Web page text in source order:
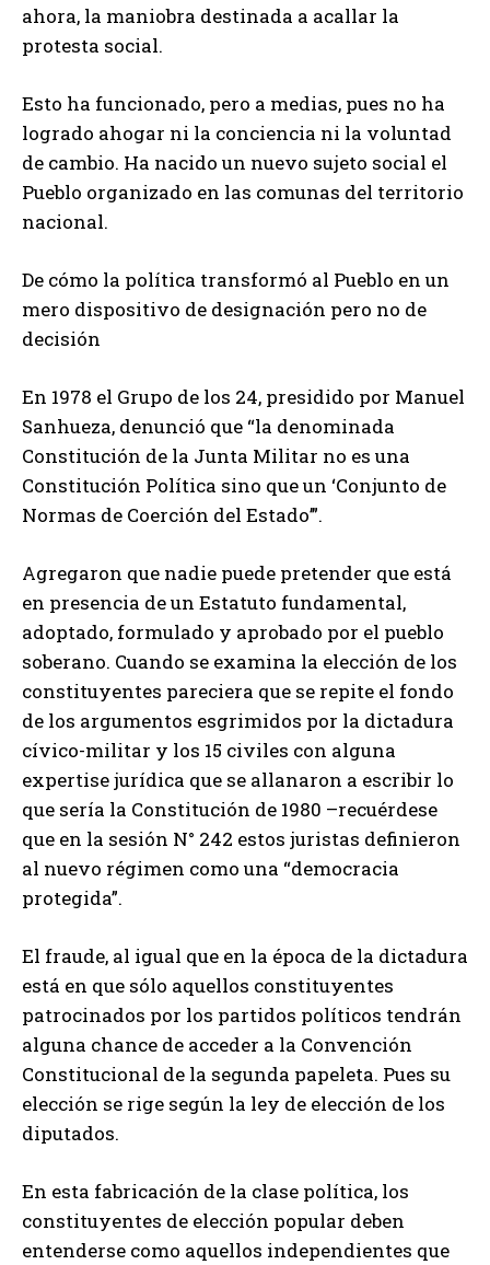
ahora, la maniobra destinada a acallar la
protesta social.
Esto ha funcionado, pero a medias, pues no ha
logrado ahogar ni la conciencia ni la voluntad
de cambio. Ha nacido un nuevo sujeto social el
Pueblo organizado en las comunas del territorio
nacional.
De cómo la política transformó al Pueblo en un
mero dispositivo de designación pero no de
decisión
En 1978 el Grupo de los 24, presidido por Manuel
Sanhueza, denunció que “la denominada
Constitución de la Junta Militar no es una
Constitución Política sino que un ‘Conjunto de
Normas de Coerción del Estado’”.
Agregaron que nadie puede pretender que está
en presencia de un Estatuto fundamental,
adoptado, formulado y aprobado por el pueblo
soberano. Cuando se examina la elección de los
constituyentes pareciera que se repite el fondo
de los argumentos esgrimidos por la dictadura
cívico-militar y los 15 civiles con alguna
expertise jurídica que se allanaron a escribir lo
que sería la Constitución de 1980 –recuérdese
que en la sesión N° 242 estos juristas definieron
al nuevo régimen como una “democracia
protegida”.
El fraude, al igual que en la época de la dictadura
está en que sólo aquellos constituyentes
patrocinados por los partidos políticos tendrán
alguna chance de acceder a la Convención
Constitucional de la segunda papeleta. Pues su
elección se rige según la ley de elección de los
diputados.
En esta fabricación de la clase política, los
constituyentes de elección popular deben
entenderse como aquellos independientes que